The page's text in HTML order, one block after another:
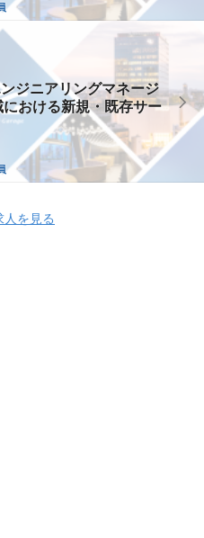
ジニアリングマネージ
おける新規・既存サー
人を見る